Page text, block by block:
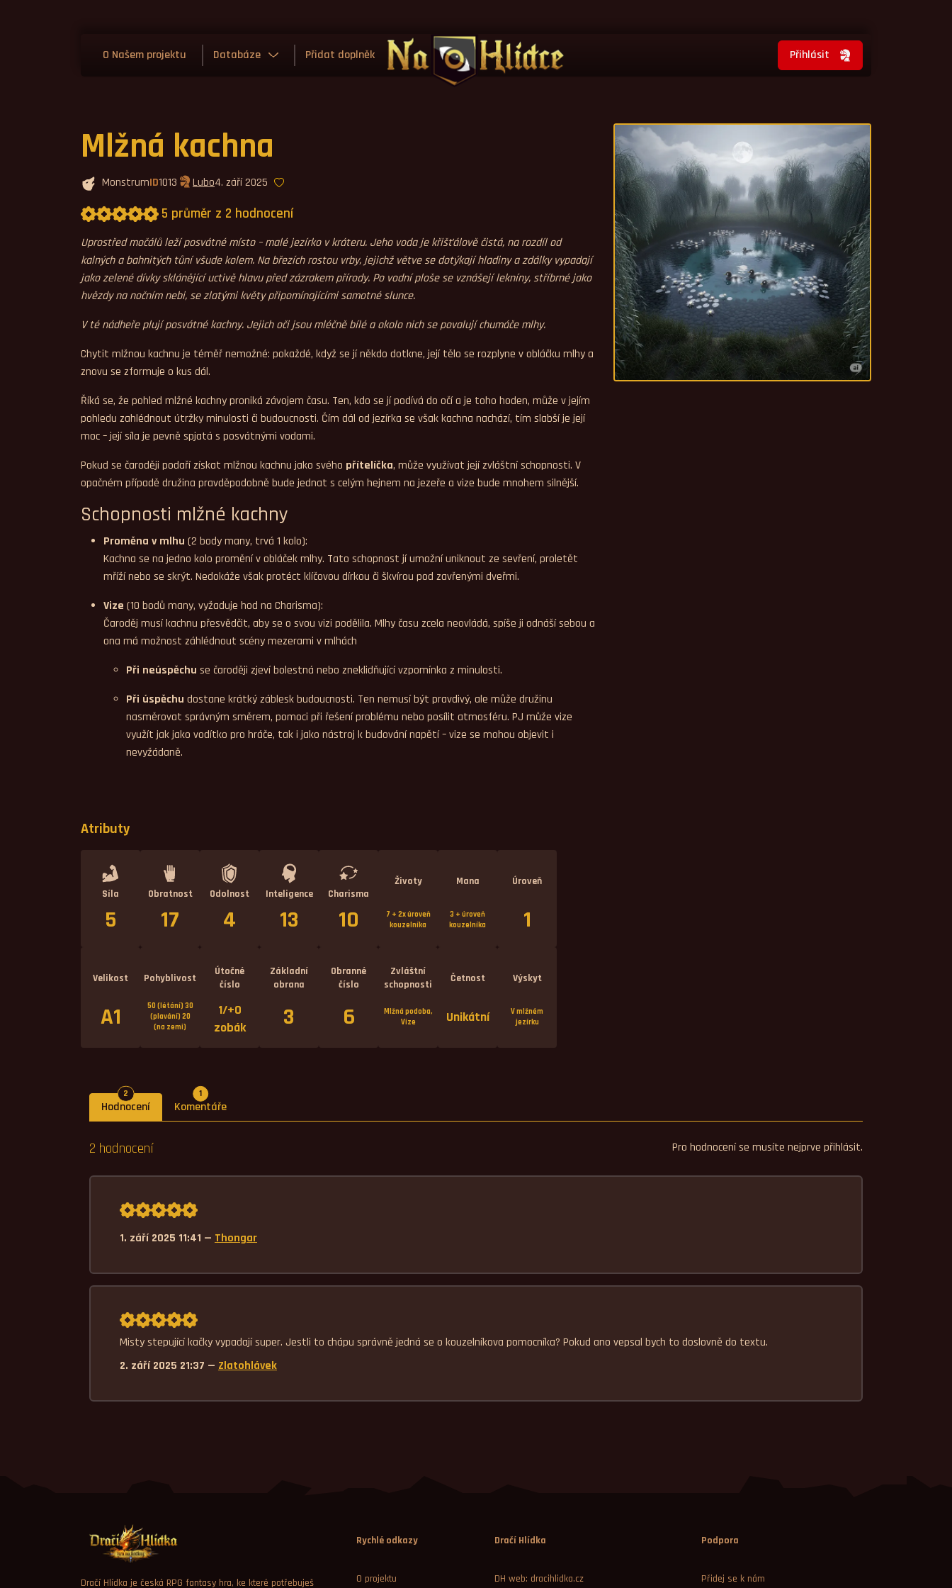
O Našem projektu Databáze Přidat doplněk Přihlásit
Mlžná kachna
MonstrumID1013 Lubo4. září 2025
5 průměr z 2 hodnocení
Průměrné hodnocení 5,0.
Uprostřed močálů leží posvátné místo – malé jezírko v kráteru. Jeho voda je křišťálově čistá, na rozdíl od
kalných a bahnitých tůní všude kolem. Na březích rostou vrby, jejichž větve se dotýkají hladiny a zdálky vypadají
jako zelené dívky sklánějící uctivě hlavu před zázrakem přírody. Po vodní ploše se vznášejí lekníny, stříbrné jako
hvězdy na nočním nebi, se zlatými květy připomínajícími samotné slunce.
V té nádheře plují posvátné kachny. Jejich oči jsou mléčně bílé a okolo nich se povalují chumáče mlhy.
Chytit mlžnou kachnu je téměř nemožné: pokaždé, když se jí někdo dotkne, její tělo se rozplyne v obláčku mlhy a
znovu se zformuje o kus dál.
Říká se, že pohled mlžné kachny proniká závojem času. Ten, kdo se jí podívá do očí a je toho hoden, může v jejím
pohledu zahlédnout útržky minulosti či budoucnosti. Čím dál od jezírka se však kachna nachází, tím slabší je její
moc – její síla je pevně spjatá s posvátnými vodami.
Pokud se čaroději podaří získat mlžnou kachnu jako svého přítelíčka, může využívat její zvláštní schopnosti. V
opačném případě družina pravděpodobně bude jednat s celým hejnem na jezeře a vize bude mnohem silnější.
Schopnosti mlžné kachny
Proměna v mlhu (2 body many, trvá 1 kolo):
Kachna se na jedno kolo promění v obláček mlhy. Tato schopnost jí umožní uniknout ze sevření, proletět
mříží nebo se skrýt. Nedokáže však protéct klíčovou dírkou či škvírou pod zavřenými dveřmi.
Vize (10 bodů many, vyžaduje hod na Charisma):
Čaroděj musí kachnu přesvědčit, aby se o svou vizi podělila. Mlhy času zcela neovládá, spíše ji odnáší sebou a
ona má možnost záhlédnout scény mezerami v mlhách
Při neúspěchu se čaroději zjeví bolestná nebo zneklidňující vzpomínka z minulosti.
Při úspěchu dostane krátký záblesk budoucnosti. Ten nemusí být pravdivý, ale může družinu
nasměrovat správným směrem, pomoci při řešení problému nebo posílit atmosféru. PJ může vize
využít jak jako vodítko pro hráče, tak i jako nástroj k budování napětí – vize se mohou objevit i
nevyžádaně.
Atributy
Síla
5
Obratnost
17
Odolnost
4
Inteligence
13
Charisma
10
Životy
7 + 2x úroveň
kouzelníka
Mana
3 + úroveň
kouzelníka
Úroveň
1
Velikost
A1
Pohyblivost
50 (létání) 30
(plavání) 20
(na zemi)
Útočné
číslo
1/+0
zobák
Základní
obrana
3
Obranné
číslo
6
Zvláštní
schopnosti
Mlžná podoba,
Vize
Četnost
Unikátní
Výskyt
V mlžném
jezírku
Hodnocení
2 Počet hodnocení
Komentáře
1Počet komentářů
Pro hodnocení se musíte nejprve přihlásit.
2 hodnocení
Průměrné hodnocení 5,0.
1. září 2025 11:41 — Thongar
Průměrné hodnocení 5,0.
Misty stepující kačky vypadají super. Jestli to chápu správně jedná se o kouzelníkova pomocníka? Pokud ano vepsal bych to doslovně do textu.
2. září 2025 21:37 — Zlatohlávek
Dračí Hlídka je česká RPG fantasy hra, ke které potřebuješ
Rychlé odkazy
O projektu
Dračí Hlídka
DH web: dracihlidka.cz
Podpora
Přidej se k nám